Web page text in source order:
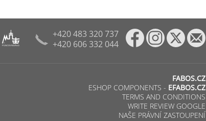
PUNCOVNÍ ÚŘAD
+420 483 320 737
+420 606 332 044
FABOS.CZ
ESHOP COMPONENTS - EFABOS.CZ
TERMS AND CONDITIONS
WRITE REVIEW GOOGLE
NAŠE PRÁVNÍ ZASTOUPENÍ